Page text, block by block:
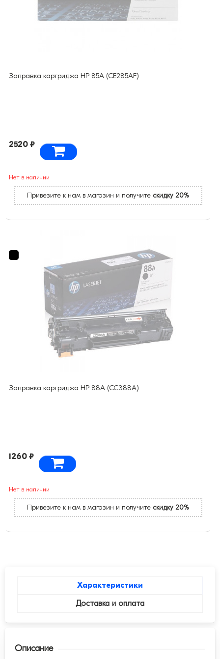
Заправка картриджа HP 85A (CE285AF)
2520 ₽
Нет в наличии
Привезите к нам в магазин и получите скидку 20%
Заправка картриджа HP 88A (CC388A)
1260 ₽
Нет в наличии
Привезите к нам в магазин и получите скидку 20%
Характеристики
Доставка и оплата
Описание